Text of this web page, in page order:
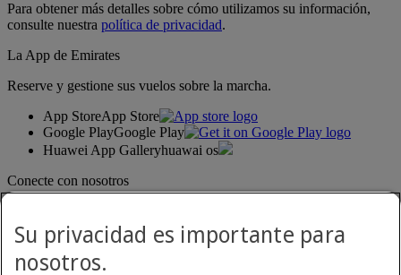
Para obtener más detalles sobre cómo utilizamos su información,
consulte nuestra política de privacidad.
La App de Emirates
Reserve y gestione sus vuelos sobre la marcha.
App StoreApp Store
Google PlayGoogle Play
Huawei App Galleryhuawai os
Conecte con nosotros
Su privacidad es importante para
nosotros.